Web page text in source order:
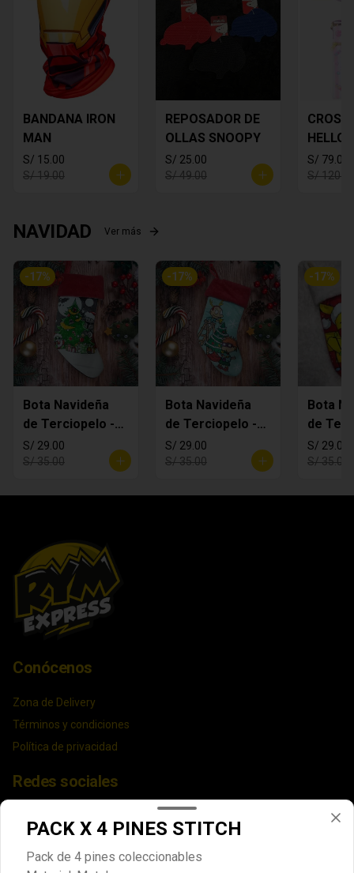
BANDANA IRON
MAN
S/ 15.00
S/ 19.00
REPOSADOR DE
OLLAS SNOOPY
S/ 25.00
S/ 49.00
HELLO
S/ 79.00
S/
NAVIDAD Ver más
-17%
Bota Navideña
de Terciopelo -
MANDALORIAN
S/ 29.00
S/ 35.00
-17%
Bota Navideña
de Terciopelo -
Rugrats
S/ 29.00
S/ 35.00
-17%
Bota
de
Pikachi
S/ 29.00
S/ 35.00
Conócenos
Zona de Delivery
Términos y condiciones
Política de privacidad
Redes sociales
Facebook
PACK X 4 PINES STITCH
Pack de 4 pines coleccionables